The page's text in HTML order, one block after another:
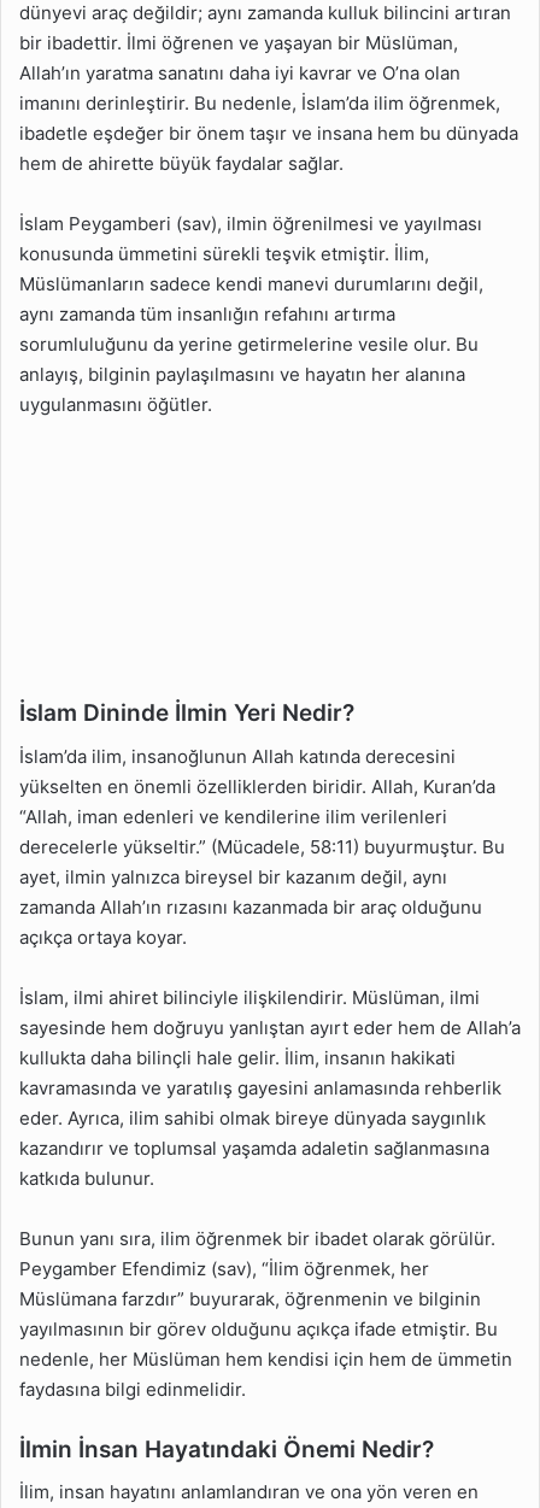
dünyevi araç değildir; aynı zamanda kulluk bilincini artıran
bir ibadettir. İlmi öğrenen ve yaşayan bir Müslüman,
Allah’ın yaratma sanatını daha iyi kavrar ve O’na olan
imanını derinleştirir. Bu nedenle, İslam’da ilim öğrenmek,
ibadetle eşdeğer bir önem taşır ve insana hem bu dünyada
hem de ahirette büyük faydalar sağlar.
İslam Peygamberi (sav), ilmin öğrenilmesi ve yayılması
konusunda ümmetini sürekli teşvik etmiştir. İlim,
Müslümanların sadece kendi manevi durumlarını değil,
aynı zamanda tüm insanlığın refahını artırma
sorumluluğunu da yerine getirmelerine vesile olur. Bu
anlayış, bilginin paylaşılmasını ve hayatın her alanına
uygulanmasını öğütler.
İslam Dininde İlmin Yeri Nedir?
İslam’da ilim, insanoğlunun Allah katında derecesini
yükselten en önemli özelliklerden biridir. Allah, Kuran’da
“Allah, iman edenleri ve kendilerine ilim verilenleri
derecelerle yükseltir.” (Mücadele, 58:11) buyurmuştur. Bu
ayet, ilmin yalnızca bireysel bir kazanım değil, aynı
zamanda Allah’ın rızasını kazanmada bir araç olduğunu
açıkça ortaya koyar.
İslam, ilmi ahiret bilinciyle ilişkilendirir. Müslüman, ilmi
sayesinde hem doğruyu yanlıştan ayırt eder hem de Allah’a
kullukta daha bilinçli hale gelir. İlim, insanın hakikati
kavramasında ve yaratılış gayesini anlamasında rehberlik
eder. Ayrıca, ilim sahibi olmak bireye dünyada saygınlık
kazandırır ve toplumsal yaşamda adaletin sağlanmasına
katkıda bulunur.
Bunun yanı sıra, ilim öğrenmek bir ibadet olarak görülür.
Peygamber Efendimiz (sav), “İlim öğrenmek, her
Müslümana farzdır” buyurarak, öğrenmenin ve bilginin
yayılmasının bir görev olduğunu açıkça ifade etmiştir. Bu
nedenle, her Müslüman hem kendisi için hem de ümmetin
faydasına bilgi edinmelidir.
İlmin İnsan Hayatındaki Önemi Nedir?
İlim, insan hayatını anlamlandıran ve ona yön veren en